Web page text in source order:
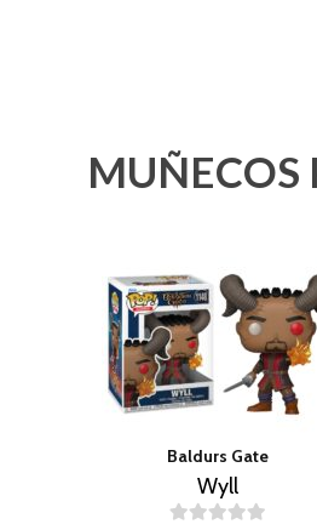
MUÑECOS
Baldurs Gate
Wyll